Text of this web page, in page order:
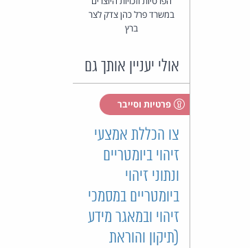
במשרד פרל כהן צדק לצר
ברץ
אולי יעניין אותך גם
פרטיות וסייבר
צו הכללת אמצעי
זיהוי ביומטריים
ונתוני זיהוי
ביומטריים במסמכי
זיהוי ובמאגר מידע
(תיקון והוראת